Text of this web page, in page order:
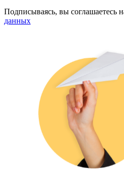
Подписываясь, вы соглашаетесь
данных